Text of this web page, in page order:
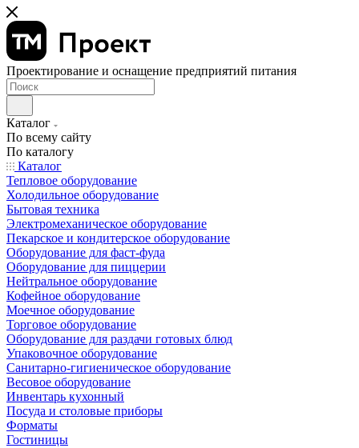
Проектирование и оснащение предприятий питания
Каталог
По всему сайту
По каталогу
Каталог
Тепловое оборудование
Холодильное оборудование
Бытовая техника
Электромеханическое оборудование
Пекарское и кондитерское оборудование
Оборудование для фаст-фуда
Оборудование для пиццерии
Нейтральное оборудование
Кофейное оборудование
Моечное оборудование
Торговое оборудование
Оборудование для раздачи готовых блюд
Упаковочное оборудование
Санитарно-гигиеническое оборудование
Весовое оборудование
Инвентарь кухонный
Посуда и столовые приборы
Форматы
Гостиницы